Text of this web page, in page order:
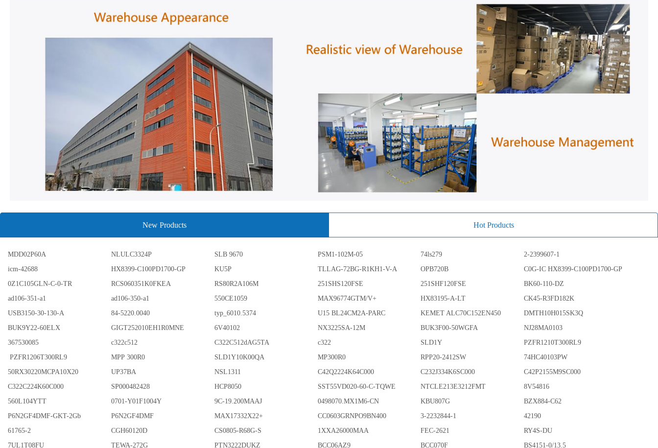
New Products Hot Products
MDD02P60A NLULC3324P SLB 9670 PSM1-102M-05 74ls279
2-2399607-1
icm-42688
HX8399-C100PD1700-GP KU5P TLLAG-72BG-R1KH1-V-A OPB720B
C0G-IC HX8399-C100PD1700-GP
0Z1C105GLN-C-0-TR
RCS060351K0FKEA RS80R2A106M 251SHS120FSE 251SHF120FSE
BK60-110-DZ
ad106-351-a1
ad106-350-a1 550CE1059 MAX96774GTM/V+ HX83195-A-LT
CK45-R3FD182K
USB3150-30-130-A
84-5220.0040 typ_6010.5374 U15 BL24CM2A-PARC KEMET ALC70C152EN450
DMTH10H015SK3Q
BUK9Y22-60ELX
GIGT252010EH1R0MNE 6V40102 NX3225SA-12M BUK3F00-50WGFA
NJ28MA0103
367530085
c322c512 C322C512dAG5TA c322 SLD1Y
PZFR1210T300RL9
PZFR1206T300RL9
MPP 300R0 SLD1Y10K00QA MP300R0 RPP20-2412SW
74HC40103PW
50RX30220MCPA10X20
UP37BA NSL1311 C42Q2224K64C000 C232J334K6SC000
C42P2155M9SC000
C322C224K60C000
SP000482428 HCP8050 SST55VD020-60-C-TQWE NTCLE213E3212FMT
8V54816
560L104YTT
0701-Y01F1004Y 9C-19.200MAAJ 0498070.MX1M6-CN KBU807G
BZX884-C62
P6N2GF4DMF-GKT-2Gb
P6N2GF4DMF MAX17332X22+ CC0603GRNPO9BN400 3-2232844-1
42190
61765-2
CGH60120D CS0805-R68G-S 1XXA26000MAA FEC-2621
RY4S-DU
7UL1T08FU
TEWA-272G PTN3222DUKZ BCC06AZ9 BCC070F BS4151-0/13.5